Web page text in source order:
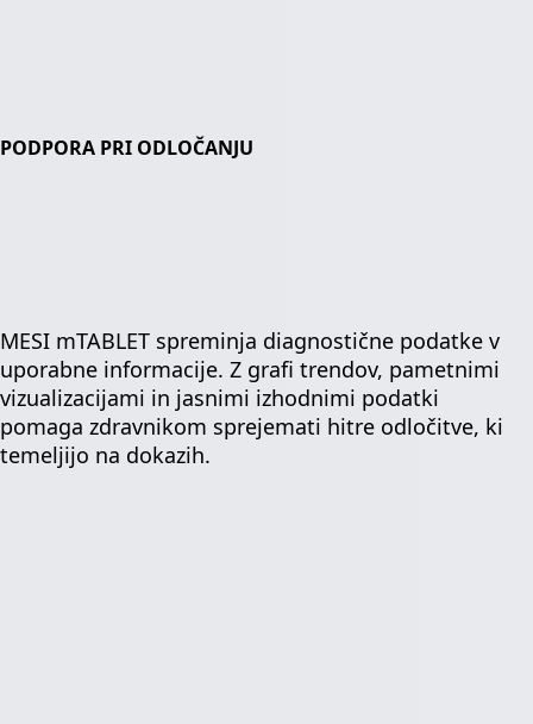
PODPORA PRI ODLOČANJU
MESI mTABLET spreminja diagnostične podatke v
uporabne informacije. Z grafi trendov, pametnimi
vizualizacijami in jasnimi izhodnimi podatki
pomaga zdravnikom sprejemati hitre odločitve, ki
temeljijo na dokazih.